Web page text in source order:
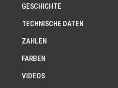
GESCHICHTE
TECHNISCHE DATEN
ZAHLEN
FARBEN
VIDEOS